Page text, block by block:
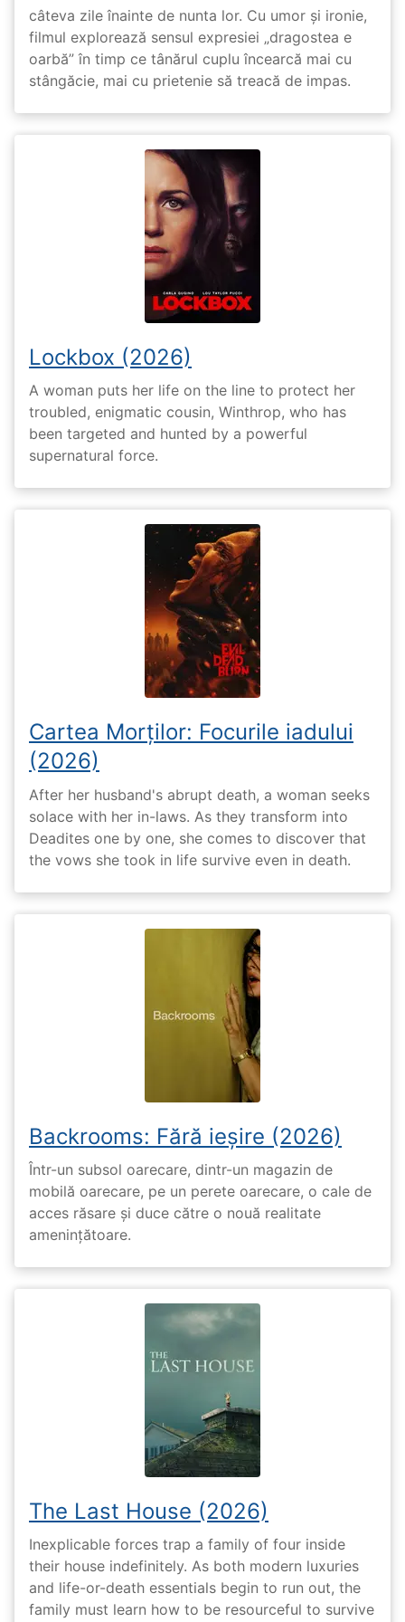
câteva zile înainte de nunta lor. Cu umor și ironie,
filmul explorează sensul expresiei „dragostea e
oarbă” în timp ce tânărul cuplu încearcă mai cu
stângăcie, mai cu prietenie să treacă de impas.
Lockbox (2026)
A woman puts her life on the line to protect her
troubled, enigmatic cousin, Winthrop, who has
been targeted and hunted by a powerful
supernatural force.
Cartea Morților: Focurile iadului
(2026)
After her husband's abrupt death, a woman seeks
solace with her in-laws. As they transform into
Deadites one by one, she comes to discover that
the vows she took in life survive even in death.
Backrooms: Fără ieșire (2026)
Într-un subsol oarecare, dintr-un magazin de
mobilă oarecare, pe un perete oarecare, o cale de
acces răsare și duce către o nouă realitate
amenințătoare.
The Last House (2026)
Inexplicable forces trap a family of four inside
their house indefinitely. As both modern luxuries
and life-or-death essentials begin to run out, the
family must learn how to be resourceful to survive